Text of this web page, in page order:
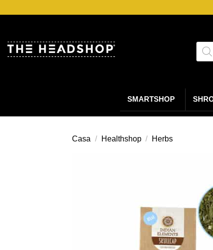
SMARTSHOP
Casa / Healthshop / Herbs